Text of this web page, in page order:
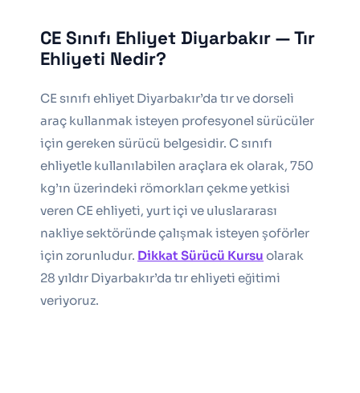
CE Sınıfı Ehliyet Diyarbakır — Tır
Ehliyeti Nedir?
CE sınıfı ehliyet Diyarbakır’da tır ve dorseli
araç kullanmak isteyen profesyonel sürücüler
için gereken sürücü belgesidir. C sınıfı
ehliyetle kullanılabilen araçlara ek olarak, 750
kg’ın üzerindeki römorkları çekme yetkisi
veren CE ehliyeti, yurt içi ve uluslararası
nakliye sektöründe çalışmak isteyen şoförler
için zorunludur. Dikkat Sürücü Kursu olarak
28 yıldır Diyarbakır’da tır ehliyeti eğitimi
veriyoruz.